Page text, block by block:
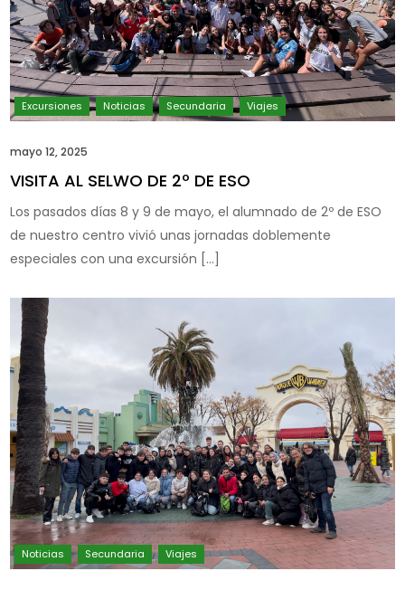
mayo 12, 2025
VISITA AL SELWO DE 2º DE ESO
Los pasados días 8 y 9 de mayo, el alumnado de 2º de ESO
de nuestro centro vivió unas jornadas doblemente
especiales con una excursión […]